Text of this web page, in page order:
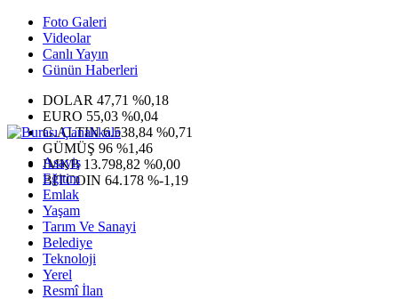
Foto Galeri
Videolar
Canlı Yayın
Günün Haberleri
DOLAR 47,71 %0,18
EURO 55,03 %0,04
G.ALTIN6.538,84 %0,71
GÜMÜŞ 96 %1,46
IMKB 13.798,82 %0,00
BITCOIN 64.178 %-1,19
Asayiş
Eğitim
Emlak
Yaşam
Tarım Ve Sanayi
Belediye
Teknoloji
Yerel
Resmî İlan